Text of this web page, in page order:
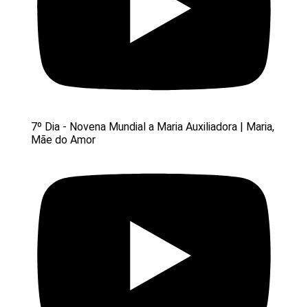
7º Dia - Novena Mundial a Maria Auxiliadora | Maria,
Mãe do Amor